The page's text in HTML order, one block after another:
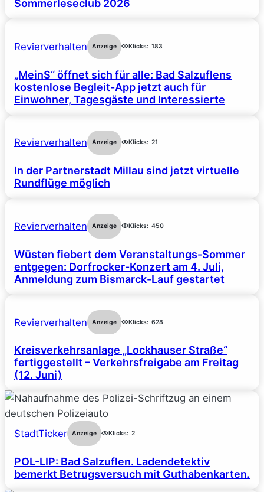
Sommerleseclub 2026
Revierverhalten Anzeige Klicks: 183
„MeinS“ öffnet sich für alle: Bad Salzuflens
kostenlose Begleit-App jetzt auch für
Einwohner, Tagesgäste und Interessierte
Revierverhalten Anzeige Klicks: 21
In der Partnerstadt Millau sind jetzt virtuelle
Rundflüge möglich
Revierverhalten Anzeige Klicks: 450
Wüsten fiebert dem Veranstaltungs-Sommer
entgegen: Dorfrocker-Konzert am 4. Juli,
Anmeldung zum Bismarck-Lauf gestartet
Revierverhalten Anzeige Klicks: 628
Kreisverkehrsanlage „Lockhauser Straße“
fertiggestellt – Verkehrsfreigabe am Freitag
(12. Juni)
StadtTicker Anzeige Klicks: 2
POL-LIP: Bad Salzuflen. Ladendetektiv
bemerkt Betrugsversuch mit Guthabenkarten.